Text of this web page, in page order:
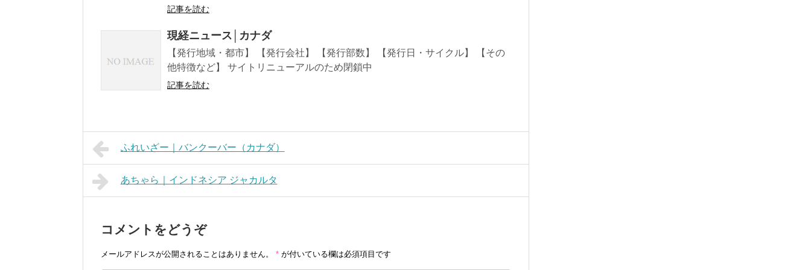
記事を読む
現経ニュース│カナダ
【発行地域・都市】 【発行会社】 【発行部数】 【発行日・サイクル】 【その
他特徴など】 サイトリニューアルのため閉鎖中
記事を読む
ふれいざー｜バンクーバー（カナダ）
あちゃら｜インドネシア ジャカルタ
コメントをどうぞ
メールアドレスが公開されることはありません。 * が付いている欄は必須項目です